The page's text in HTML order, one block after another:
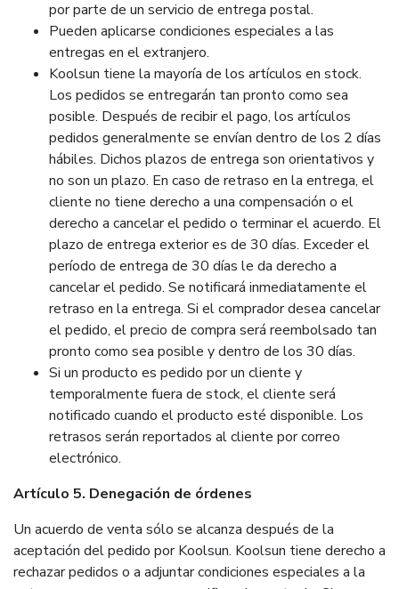
por parte de un servicio de entrega postal.
Pueden aplicarse condiciones especiales a las
entregas en el extranjero.
Koolsun tiene la mayoría de los artículos en stock.
Los pedidos se entregarán tan pronto como sea
posible. Después de recibir el pago, los artículos
pedidos generalmente se envían dentro de los 2 días
hábiles. Dichos plazos de entrega son orientativos y
no son un plazo. En caso de retraso en la entrega, el
cliente no tiene derecho a una compensación o el
derecho a cancelar el pedido o terminar el acuerdo. El
plazo de entrega exterior es de 30 días. Exceder el
período de entrega de 30 días le da derecho a
cancelar el pedido. Se notificará inmediatamente el
retraso en la entrega. Si el comprador desea cancelar
el pedido, el precio de compra será reembolsado tan
pronto como sea posible y dentro de los 30 días.
Si un producto es pedido por un cliente y
temporalmente fuera de stock, el cliente será
notificado cuando el producto esté disponible. Los
retrasos serán reportados al cliente por correo
electrónico.
Artículo 5. Denegación de órdenes
Un acuerdo de venta sólo se alcanza después de la
aceptación del pedido por Koolsun. Koolsun tiene derecho a
rechazar pedidos o a adjuntar condiciones especiales a la